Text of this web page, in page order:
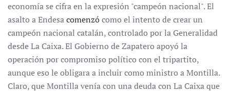
economía se cifra en la expresión "campeón nacional". El
asalto a Endesacomenzócomo el intento de crear un
campeón nacional catalán, controlado por la Generalidad
desde La Caixa. El Gobierno de Zapatero apoyó la
operación por compromiso político con el tripartito,
aunque eso le obligara a incluir como ministro a Montilla.
Claro, que Montilla venía con una deuda con La Caixa que